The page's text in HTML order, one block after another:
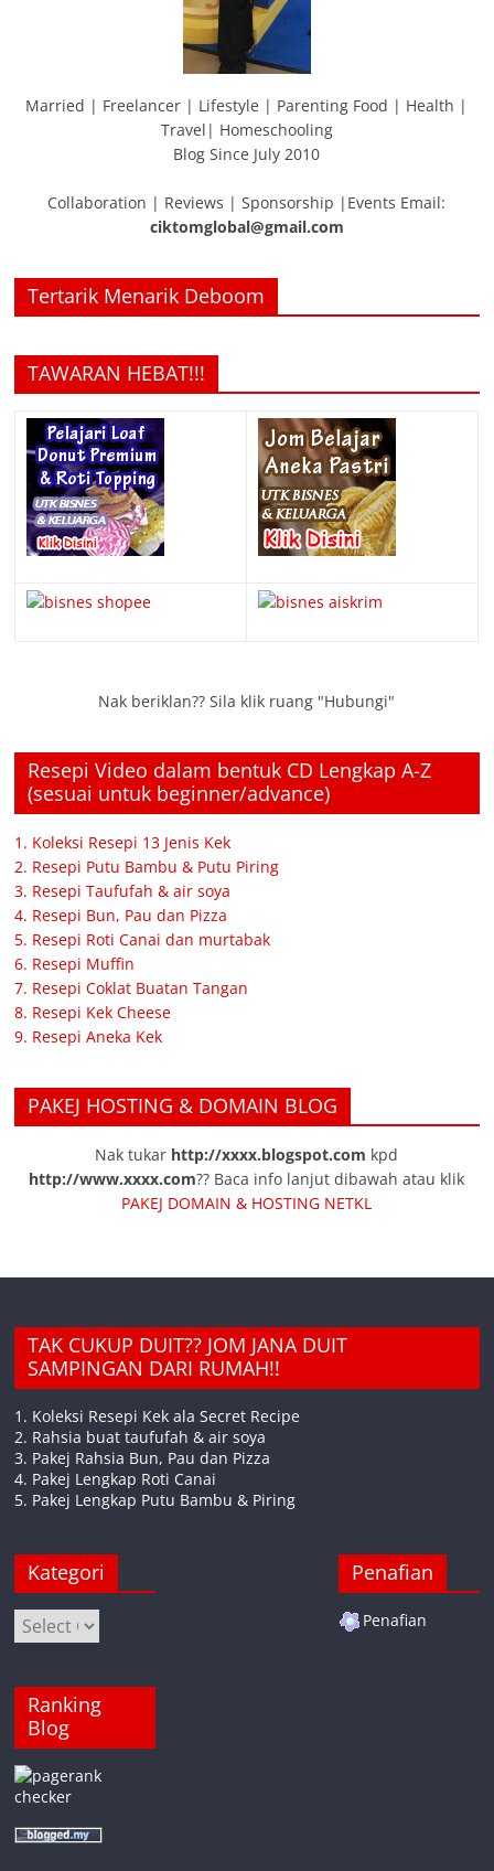
Married | Freelancer | Lifestyle | Parenting Food | Health |
Travel| Homeschooling
Blog Since July 2010
Collaboration | Reviews | Sponsorship |Events Email:
ciktomglobal@gmail.com
Tertarik Menarik Deboom
TAWARAN HEBAT!!!
Nak beriklan?? Sila klik ruang "Hubungi"
Resepi Video dalam bentuk CD Lengkap A-Z
(sesuai untuk beginner/advance)
1. Koleksi Resepi 13 Jenis Kek
2. Resepi Putu Bambu & Putu Piring
3. Resepi Taufufah & air soya
4. Resepi Bun, Pau dan Pizza
5. Resepi Roti Canai dan murtabak
6. Resepi Muffin
7. Resepi Coklat Buatan Tangan
8. Resepi Kek Cheese
9. Resepi Aneka Kek
PAKEJ HOSTING & DOMAIN BLOG
Nak tukar http://xxxx.blogspot.com kpd
http://www.xxxx.com?? Baca info lanjut dibawah atau klik
PAKEJ DOMAIN & HOSTING NETKL
TAK CUKUP DUIT?? JOM JANA DUIT
SAMPINGAN DARI RUMAH!!
1. Koleksi Resepi Kek ala Secret Recipe
2. Rahsia buat taufufah & air soya
3. Pakej Rahsia Bun, Pau dan Pizza
4. Pakej Lengkap Roti Canai
5. Pakej Lengkap Putu Bambu & Piring
Kategori
Kategori
Ranking
Blog
Penafian
Penafian